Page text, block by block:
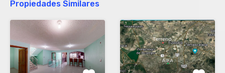
Propiedades Similares